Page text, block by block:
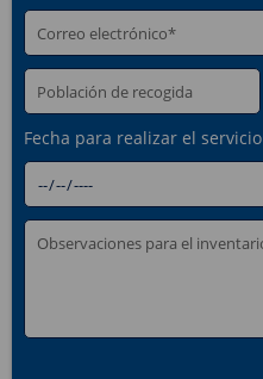
Fecha para realizar el servicio